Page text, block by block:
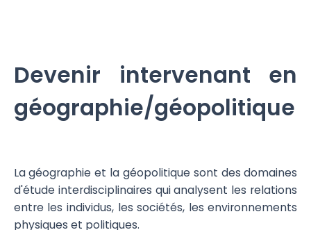
Devenir intervenant en
géographie/géopolitique
La géographie et la géopolitique sont des domaines
d'étude interdisciplinaires qui analysent les relations
entre les individus, les sociétés, les environnements
physiques et politiques.